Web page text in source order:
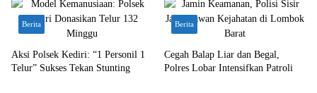
Berita
Aksi Polsek Kediri: “1 Personil 1
Telur” Sukses Tekan Stunting
Berita
Cegah Balap Liar dan Begal,
Polres Lobar Intensifkan Patroli